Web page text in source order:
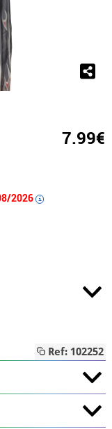
7.99€
2026 i
Ref: 102252